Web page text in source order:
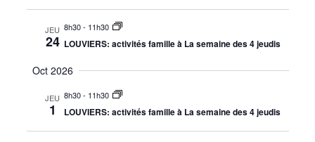
JEU
24
8h30- 11h30
LOUVIERS: activités famille à La semaine des 4 jeudis
Oct 2026
JEU
1
8h30- 11h30
LOUVIERS: activités famille à La semaine des 4 jeudis